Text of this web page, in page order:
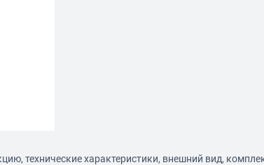
технические характеристики, внешний вид,